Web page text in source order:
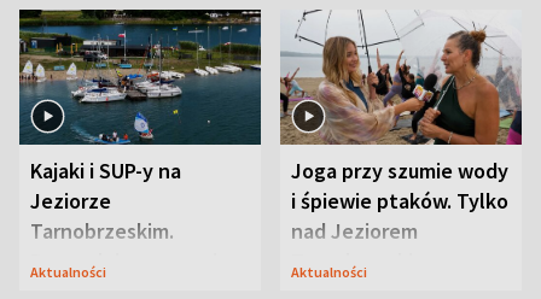
Kajaki i SUP-y na
Jeziorze
Tarnobrzeskim.
Przyrodnicy zwracają
Aktualności
Joga przy szumie wody
i śpiewie ptaków. Tylko
nad Jeziorem
Tarnobrzeskim
Aktualności